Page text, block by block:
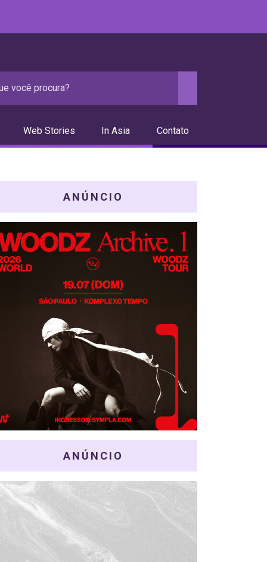
Web Stories In Asia Contato
ANÚNCIO
ANÚNCIO